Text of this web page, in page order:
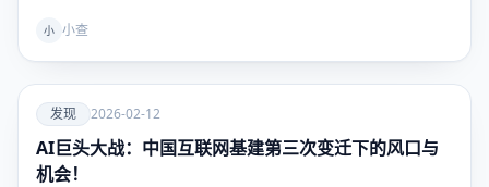
小 小查
爱
发现
发现 2026-02-12
AI巨头大战：中国互联网基建第三次变迁下的风口与
机会！